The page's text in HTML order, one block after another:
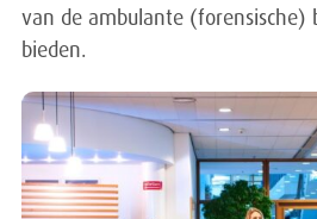
van de ambulante (forensische)
bieden.